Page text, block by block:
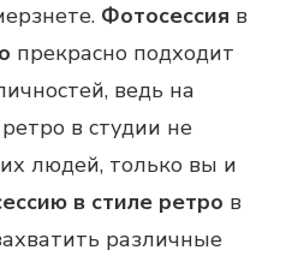
Фотосессия в
прекрасно подходит
ведь на
в студии не
людей, только вы и
в стиле ретро в
различные